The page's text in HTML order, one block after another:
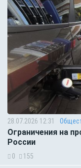
28.07.2026 12:31
Ограничения на
России
0 155